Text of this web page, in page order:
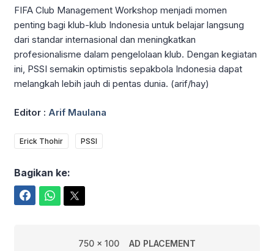
FIFA Club Management Workshop menjadi momen
penting bagi klub-klub Indonesia untuk belajar langsung
dari standar internasional dan meningkatkan
profesionalisme dalam pengelolaan klub. Dengan kegiatan
ini, PSSI semakin optimistis sepakbola Indonesia dapat
melangkah lebih jauh di pentas dunia. (arif/hay)
Editor : Arif Maulana
Erick Thohir PSSI
Bagikan ke:
750 x 100 AD PLACEMENT